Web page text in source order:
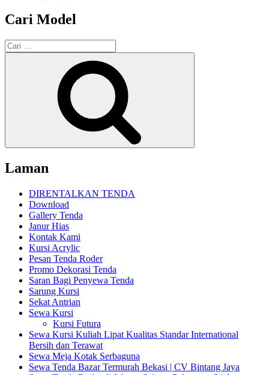
Cari Model
Pencarian
untuk:
Laman
DIRENTALKAN TENDA
Download
Gallery Tenda
Janur Hias
Kontak Kami
Kursi Acrylic
Pesan Tenda Roder
Promo Dekorasi Tenda
Saran Bagi Penyewa Tenda
Sarung Kursi
Sekat Antrian
Sewa Kursi
Kursi Futura
Sewa Kursi Kuliah Lipat Kualitas Standar International
Bersih dan Terawat
Sewa Meja Kotak Serbaguna
Sewa Tenda Bazar Termurah Bekasi | CV Bintang Jaya